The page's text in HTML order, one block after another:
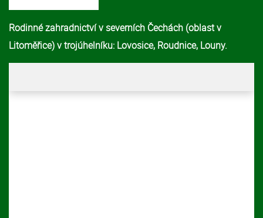
Rodinné zahradnictví v severních Čechách (oblast v
Litoměřice) v trojúhelníku: Lovosice, Roudnice, Louny.